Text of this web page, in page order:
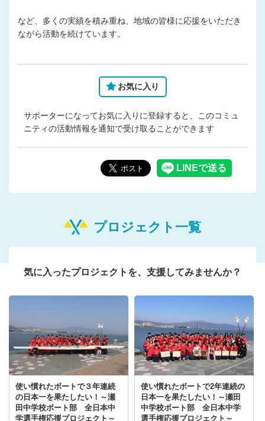
など、多くの実績を積み重ね、地域の皆様に応援をいただき
ながら活動を続けています。
お気に入り
サポーターになってお気に入りに登録すると、このコミュ
ニティの活動情報を通知で受け取ることができます
プロジェクト一覧
気に入ったプロジェクトを、支援してみませんか？
使い慣れたボートで３年連続
の日本一を果たしたい！～瀬
田中学校ボート部 全日本中
学選手権応援プロジェクト～
使い慣れたボートで2年連続の
日本一を果たしたい！～瀬田
中学校ボート部 全日本中学
選手権応援プロジェクト～